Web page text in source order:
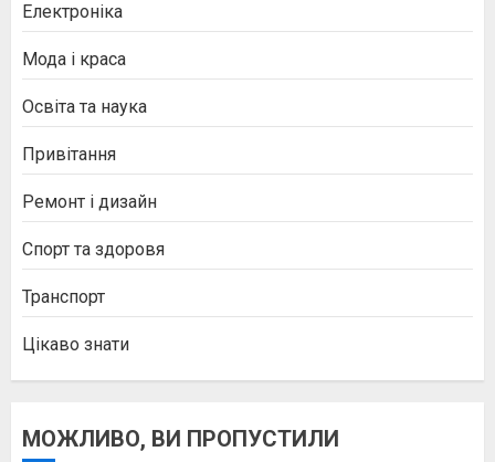
Електроніка
Мода і краса
Освіта та наука
Привітання
Ремонт і дизайн
Спорт та здоровя
Транспорт
Цікаво знати
МОЖЛИВО, ВИ ПРОПУСТИЛИ